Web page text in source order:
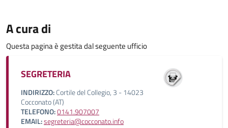
A cura di
Questa pagina è gestita dal seguente ufficio
SEGRETERIA
INDIRIZZO:Cortile del Collegio, 3 - 14023
Cocconato (AT)
TELEFONO:0141.907007
EMAIL:segreteria@cocconato.info